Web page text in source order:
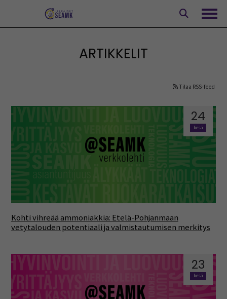
ARTIKKELIT
Tilaa RSS-feed
24
kesä
Kohti vihreää ammoniakkia: Etelä-Pohjanmaan
vetytalouden potentiaali ja valmistautumisen merkitys
23
kesä